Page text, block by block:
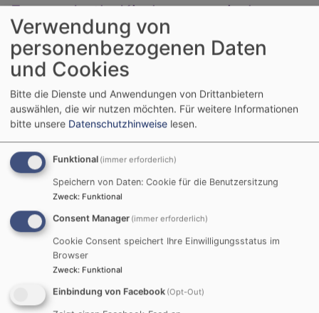
Evang.-Luth. Kirchengemeinde
Strössendorf/Altenkunstadt
Hauptnavigation
Startseite Tischabendmahl der Frauenhilfe
Tischabendmahl der
Frauenhilfe
die Frauenhilfe um
Verwendung von
personenbezogenen Daten
und Cookies
Bitte die Dienste und Anwendungen von Drittanbietern
auswählen, die wir nutzen möchten. Für weitere Informationen
bitte unsere Datenschutzhinweise lesen.
Funktional (immer erforderlich)
Speichern von Daten: Cookie für die Benutzersitzung
Zweck: Funktional
Consent Manager (immer erforderlich)
Cookie Consent speichert Ihre Einwilligungsstatus im
Browser
Zweck: Funktional
Einbindung von Facebook (Opt-Out)